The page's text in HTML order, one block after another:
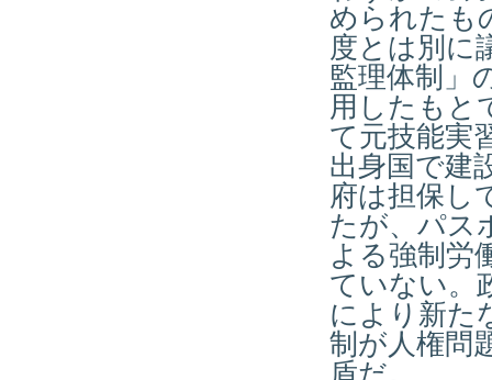
められたも
度とは別に
監理体制」
用したもと
て元技能実
出身国で建
府は担保し
たが、パス
よる強制労
ていない。
により新た
制が人権問
盾だ。